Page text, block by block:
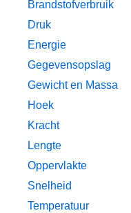
Brandstofverbruik
Druk
Energie
Gegevensopslag
Gewicht en Massa
Hoek
Kracht
Lengte
Oppervlakte
Snelheid
Temperatuur